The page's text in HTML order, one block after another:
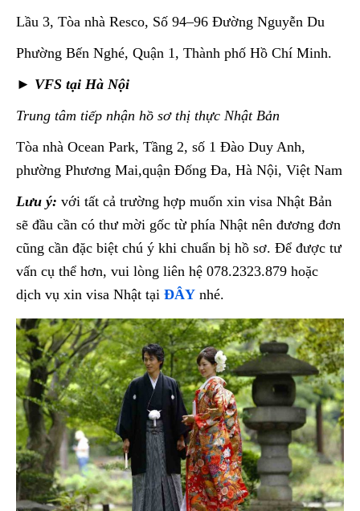
Lầu 3, Tòa nhà Resco, Số 94–96 Đường Nguyễn Du
Phường Bến Nghé, Quận 1, Thành phố Hồ Chí Minh.
► VFS tại Hà Nội
Trung tâm tiếp nhận hồ sơ thị thực Nhật Bản
Tòa nhà Ocean Park, Tầng 2, số 1 Đào Duy Anh,
phường Phương Mai,quận Đống Đa, Hà Nội, Việt Nam
Lưu ý: với tất cả trường hợp muốn xin visa Nhật Bản
sẽ đầu cần có thư mời gốc từ phía Nhật nên đương đơn
cũng cần đặc biệt chú ý khi chuẩn bị hồ sơ. Để được tư
vấn cụ thể hơn, vui lòng liên hệ 078.2323.879 hoặc
dịch vụ xin visa Nhật tại ĐÂY nhé.